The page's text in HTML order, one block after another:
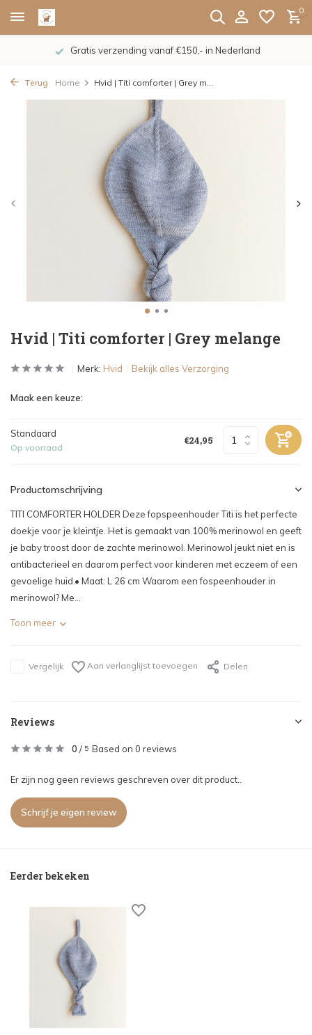
0
Gratis verzending vanaf €150,- in Nederland
Terug Home Hvid | Titi comforter | Grey m...
Hvid | Titi comforter | Grey melange
Merk: Hvid Bekijk alles Verzorging
Maak een keuze:
Standaard
Op voorraad
€24,95
Productomschrijving
TITI COMFORTER HOLDER Deze fopspeenhouder Titi is het perfecte
doekje voor je kleintje. Het is gemaakt van 100% merinowol en geeft
je baby troost door de zachte merinowol. Merinowol jeukt niet en is
antibacterieel en daarom perfect voor kinderen met eczeem of een
gevoelige huid.• Maat: L 26 cm Waarom een fospeenhouder in
merinowol? Me...
Toon meer
Vergelijk Aan verlanglijst toevoegen Delen
Reviews
0 / 5 Based on 0 reviews
Er zijn nog geen reviews geschreven over dit product..
Schrijf je eigen review
Eerder bekeken